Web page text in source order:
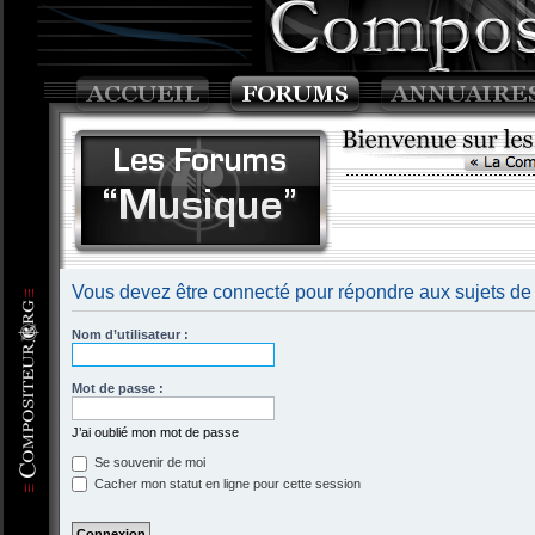
Vous devez être connecté pour répondre aux sujets de
Nom d’utilisateur :
Mot de passe :
J’ai oublié mon mot de passe
Se souvenir de moi
Cacher mon statut en ligne pour cette session